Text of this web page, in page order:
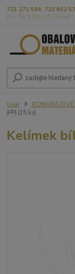
721 271 596, 723 602
Po - Pá 9,00 - 15,00 hod
Úvod
(PP) [15 ks]
Kelímek